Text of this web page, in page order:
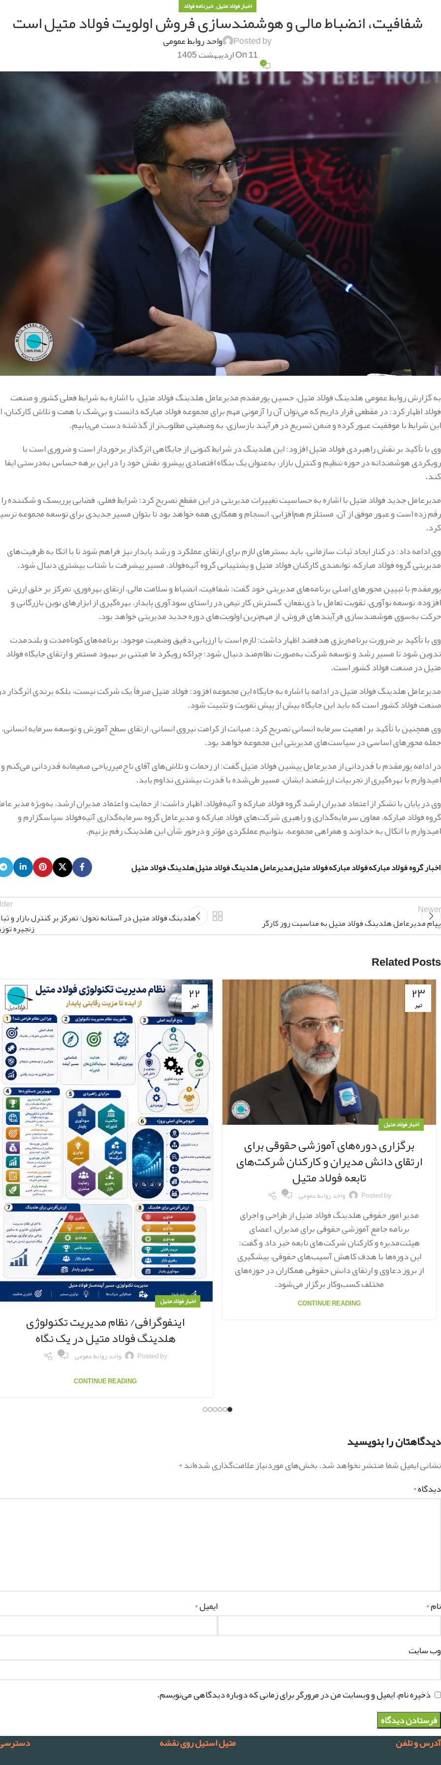
اخبار فولاد متیل,خبرنامه فولاد
شفافیت، انضباط مالی و هوشمندسازی فروش اولویت فولاد متیل است
Posted by واحد روابط عمومی
On 11 اردیبهشت 1405 ۰
به گزارش روابط عمومی هلدینگ فولاد متیل، حسین پورمقدم مدیرعامل هلدینگ فولاد متیل، با اشاره به شرایط فعلی کشور و صنعت
فولاد اظهار کرد: در مقطعی قرار داریم که می‌توان آن را آزمونی مهم برای مجموعه فولاد مبارکه دانست و بی‌شک با همت و تلاش کارکنان،
این شرایط با موفقیت عبور کرده و ضمن تسریع در فرآیند بازسازی، به وضعیتی مطلوب‌تر از گذشته دست می‌یابیم.
وی با تأکید بر نقش راهبردی فولاد متیل افزود: این هلدینگ در شرایط کنونی از جایگاهی اثرگذار برخوردار است و ضروری است با
رویکردی هوشمندانه در حوزه تنظیم و کنترل بازار، به‌عنوان یک بنگاه اقتصادی پیشرو، نقش خود را در این برهه حساس به‌درستی ایفا
کند.
مدیرعامل جدید فولاد متیل با اشاره به حساسیت تغییرات مدیریتی در این مقطع تصریح کرد: شرایط فعلی، فضایی پرریسک و شکننده را
رقم زده است و عبور موفق از آن، مستلزم هم‌افزایی، انسجام و همکاری همه خواهد بود تا بتوان مسیر جدیدی برای توسعه مجموعه
کرد.
وی ادامه داد: در کنار ایجاد ثبات سازمانی، باید بسترهای لازم برای ارتقای عملکرد و رشد پایدار نیز فراهم شود تا با اتکا به ظرفیت‌های
مدیریتی گروه فولاد مبارکه، توانمندی کارکنان فولاد متیل و پشتیبانی گروه آتیه‌فولاد، مسیر پیشرفت با شتاب بیشتری دنبال شود.
پورمقدم با تبیین محورهای اصلی برنامه‌های مدیریتی خود گفت: شفافیت، انضباط و سلامت مالی، ارتقای بهره‌وری، تمرکز بر خلق ارزش
افزوده، توسعه نوآوری، تقویت تعامل با ذی‌نفعان، گسترش کار تیمی در راستای سودآوری پایدار، بهره‌گیری از ابزارهای نوین بازرگانی و
حرکت به‌سوی هوشمندسازی فرآیندهای فروش، از مهم‌ترین اولویت‌های دوره جدید مدیریتی خواهد بود.
وی با تأکید بر ضرورت برنامه‌ریزی هدفمند اظهار داشت: لازم است با ارزیابی دقیق وضعیت موجود، برنامه‌های کوتاه‌مدت و بلندمدت
تدوین شود تا مسیر رشد و توسعه شرکت به‌صورت نظام‌مند دنبال شود؛ چراکه رویکرد ما مبتنی بر بهبود مستمر و ارتقای جایگاه فولاد
متیل در صنعت فولاد کشور است.
مدیرعامل هلدینگ فولاد متیل در ادامه با اشاره به جایگاه این مجموعه افزود: فولاد متیل صرفاً یک شرکت نیست، بلکه برندی اثرگذار
صنعت فولاد کشور است که باید این جایگاه بیش از پیش تقویت و تثبیت شود.
وی همچنین با تأکید بر اهمیت سرمایه انسانی تصریح کرد: صیانت از کرامت نیروی انسانی، ارتقای سطح آموزش و توسعه سرمایه انسانی،
جمله محورهای اساسی در سیاست‌های مدیریتی این مجموعه خواهد بود.
در ادامه پورمقدم با قدردانی از مدیرعامل پیشین فولاد متیل گفت: از زحمات و تلاش‌های آقای تاج‌میرریاحی صمیمانه قدردانی می‌کنم و
امیدوارم با بهره‌گیری از تجربیات ارزشمند ایشان، مسیر طی‌شده با قدرت بیشتری تداوم یابد.
وی در پایان با تشکر از اعتماد مدیران ارشد گروه فولاد مبارکه و آتیه‌فولاد، اظهار داشت: از حمایت و اعتماد مدیران ارشد، به‌ویژه مدیر
گروه فولاد مبارکه، معاون سرمایه‌گذاری و راهبری شرکت‌های فولاد مبارکه و مدیرعامل گروه سرمایه‌گذاری آتیه‌فولاد سپاسگزارم و
امیدوارم با اتکال به خداوند و همراهی مجموعه، بتوانیم عملکردی مؤثر و درخور شأن این هلدینگ رقم بزنیم.
اخبار گروه فولاد مبارکهفولاد مبارکهفولاد متیلمدیرعامل هلدینگ فولاد متیلهلدینگ فولاد متیل
Newer
پیام مدیرعامل هلدینگ فولاد متیل به مناسبت روز کارگر
هلدینگ فولاد متیل در آستانه تحول؛ تمرکز بر کنترل بازار و
زنجیره
Related Posts
۲۳
تیر
اخبار فولاد متیل
برگزاری دوره‌های آموزشی حقوقی برای
ارتقای دانش مدیران و کارکنان شرکت‌های
تابعه فولاد متیل
Posted by واحد روابط عمومی ۰
مدیر امور حقوقی هلدینگ فولاد متیل از طراحی و اجرای
برنامه جامع آموزشی حقوقی برای مدیران، اعضای
هیئت‌مدیره و کارکنان شرکت‌های تابعه خبر داد و گفت:
این دوره‌ها با هدف کاهش آسیب‌های حقوقی، پیشگیری
از بروز دعاوی و ارتقای دانش حقوقی همکاران در حوزه‌های
مختلف کسب‌وکار برگزار می‌شود.
CONTINUE READING
۲۲
تیر
اخبار فولاد متیل
اینفوگرافی/ نظام مدیریت تکنولوژی
هلدینگ فولاد متیل در یک نگاه
Posted by واحد روابط عمومی ۰
CONTINUE READING
دیدگاهتان را بنویسید
نشانی ایمیل شما منتشر نخواهد شد.بخش‌های موردنیاز علامت‌گذاری شده‌اند*
دیدگاه*
نام* ایمیل*
وب‌ سایت
ذخیره نام، ایمیل و وبسایت من در مرورگر برای زمانی که دوباره دیدگاهی می‌نویسم.
آدرس و تلفن متیل استیل روی نقشه